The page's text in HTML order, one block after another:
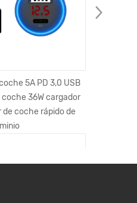
5A PD 3,0 USB
coche 36W cargador
coche rápido de